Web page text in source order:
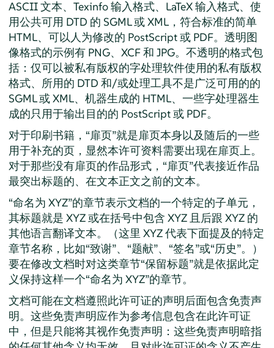
ASCII 文本、Texinfo 输入格式、LaTeX 输入格式、使
用公共可用 DTD 的 SGML 或 XML，符合标准的简单
HTML、可以人为修改的 PostScript 或 PDF。透明图
像格式的示例有 PNG、XCF 和 JPG。不透明的格式包
括：仅可以被私有版权的字处理软件使用的私有版权
格式、所用的 DTD 和/或处理工具不是广泛可用的的
SGML 或 XML、机器生成的 HTML、一些字处理器生
成的只用于输出目的的 PostScript 或 PDF。
对于印刷书籍，“扉页”就是扉页本身以及随后的一些
用于补充的页，显然本许可资料需要出现在扉页上。
对于那些没有扉页的作品形式，“扉页”代表接近作品
最突出标题的、在文本正文之前的文本。
“命名为 XYZ”的章节表示文档的一个特定的子单元，
其标题就是 XYZ 或在括号中包含 XYZ 且后跟 XYZ 的
其他语言翻译文本。（这里 XYZ 代表下面提及的特定
章节名称，比如“致谢”、“题献”、“签名”或“历史”。）
要在修改文档时对这类章节“保留标题”就是依据此定
义保持这样一个“命名为 XYZ”的章节。
文档可能在文档遵照此许可证的声明后面包含免责声
明。这些免责声明应作为参考信息包含在此许可证
中，但是只能将其视作免责声明：这些免责声明暗指